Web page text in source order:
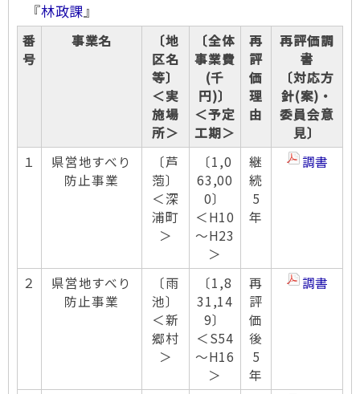
『林政課』
番
号
事業名
〔地
区名
等〕
＜実
施場
所＞
〔全体
事業費
(千
円)〕
＜予定
工期＞
再
評
価
理
由
再評価調
書
〔対応方
針(案)・
委員会意
見〕
１
県営地すべり
防止事業
〔芦
萢〕
＜深
浦町
＞
〔1,0
63,00
0〕
＜H10
～H23
＞
継
続
5
年
調書
２
県営地すべり
防止事業
〔雨
池〕
＜新
郷村
＞
〔1,8
31,14
9〕
＜S54
～H16
＞
再
評
価
後
5
年
調書